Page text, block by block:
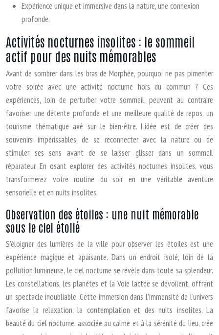
Expérience unique et immersive dans la nature, une connexion
profonde.
Activités nocturnes insolites : le sommeil
actif pour des nuits mémorables
Avant de sombrer dans les bras de Morphée, pourquoi ne pas pimenter
votre soirée avec une activité nocturne hors du commun ? Ces
expériences, loin de perturber votre sommeil, peuvent au contraire
favoriser une détente profonde et une meilleure qualité de repos, un
tourisme thématique axé sur le bien-être. L’idée est de créer des
souvenirs impérissables, de se reconnecter avec la nature ou de
stimuler ses sens avant de se laisser glisser dans un sommeil
réparateur. En osant explorer des activités nocturnes insolites, vous
transformerez votre routine du soir en une véritable aventure
sensorielle et en nuits insolites.
Observation des étoiles : une nuit mémorable
sous le ciel étoilé
S’éloigner des lumières de la ville pour observer les étoiles est une
expérience magique et apaisante. Dans un endroit isolé, loin de la
pollution lumineuse, le ciel nocturne se révèle dans toute sa splendeur.
Les constellations, les planètes et la Voie lactée se dévoilent, offrant
un spectacle inoubliable. Cette immersion dans l’immensité de l’univers
favorise la relaxation, la contemplation et des nuits insolites. La
beauté du ciel nocturne, associée au calme et à la sérénité du lieu, crée